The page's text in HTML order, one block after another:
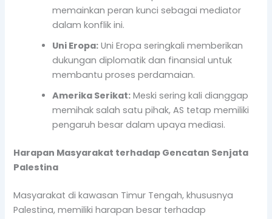
memainkan peran kunci sebagai mediator
dalam konflik ini.
Uni Eropa: Uni Eropa seringkali memberikan
dukungan diplomatik dan finansial untuk
membantu proses perdamaian.
Amerika Serikat: Meski sering kali dianggap
memihak salah satu pihak, AS tetap memiliki
pengaruh besar dalam upaya mediasi.
Harapan Masyarakat terhadap Gencatan Senjata
Palestina
Masyarakat di kawasan Timur Tengah, khususnya
Palestina, memiliki harapan besar terhadap